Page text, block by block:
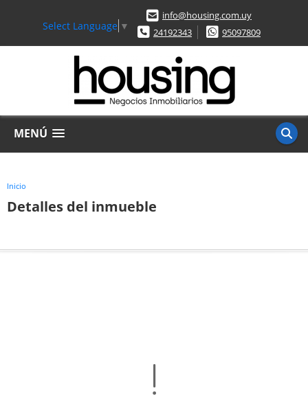
Select Language ▼
info@housing.com.uy
24192343
95097809
MENÚ
Inicio
Detalles del inmueble